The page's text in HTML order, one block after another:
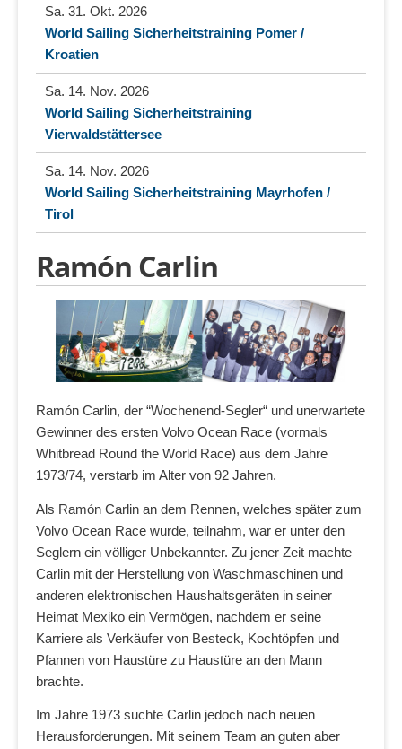
Sa. 31. Okt. 2026
World Sailing Sicherheitstraining Pomer /
Kroatien
Sa. 14. Nov. 2026
World Sailing Sicherheitstraining
Vierwaldstättersee
Sa. 14. Nov. 2026
World Sailing Sicherheitstraining Mayrhofen /
Tirol
Ramón Carlin
Ramón Carlin, der “Wochenend-Segler“ und unerwartete
Gewinner des ersten Volvo Ocean Race (vormals
Whitbread Round the World Race) aus dem Jahre
1973/74, verstarb im Alter von 92 Jahren.
Als Ramón Carlin an dem Rennen, welches später zum
Volvo Ocean Race wurde, teilnahm, war er unter den
Seglern ein völliger Unbekannter. Zu jener Zeit machte
Carlin mit der Herstellung von Waschmaschinen und
anderen elektronischen Haushaltsgeräten in seiner
Heimat Mexiko ein Vermögen, nachdem er seine
Karriere als Verkäufer von Besteck, Kochtöpfen und
Pfannen von Haustüre zu Haustüre an den Mann
brachte.
Im Jahre 1973 suchte Carlin jedoch nach neuen
Herausforderungen. Mit seinem Team an guten aber